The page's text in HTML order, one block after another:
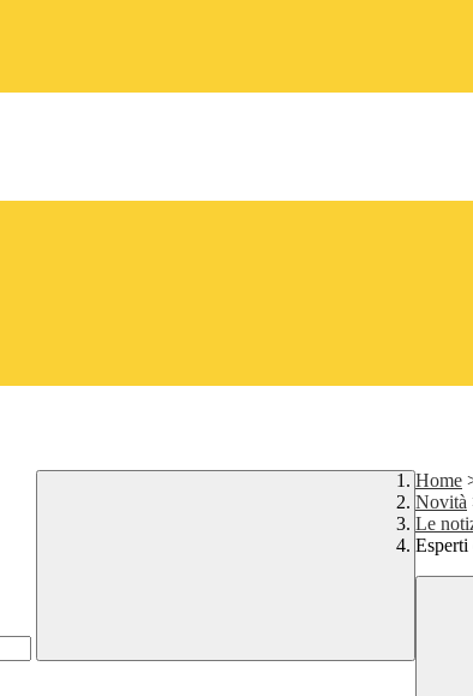
Home
Novità
Le
Esperti